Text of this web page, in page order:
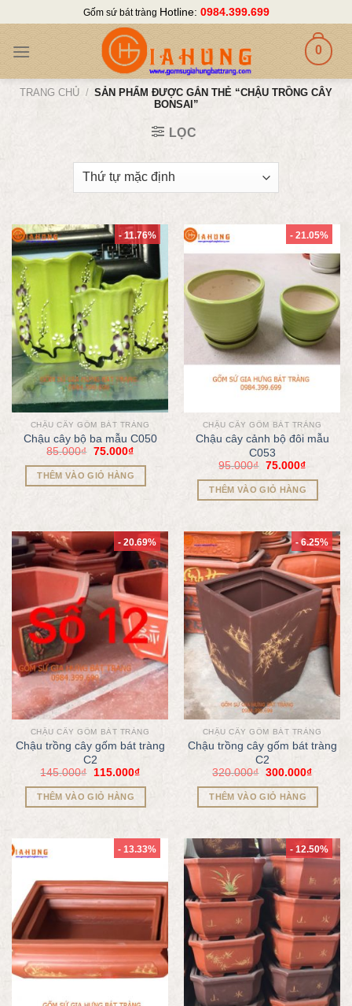
content
Gốm sứ bát tràng Hotline: 0984.399.699
0
TRANG CHỦ / SẢN PHẨM ĐƯỢC GẮN THẺ “CHẬU TRỒNG CÂY
BONSAI”
LỌC
- 11.76%
CHẬU CÂY GỐM BÁT TRÀNG
Chậu cây bộ ba mẫu C050
85.000₫ 75.000₫
THÊM VÀO GIỎ HÀNG
- 21.05%
CHẬU CÂY GỐM BÁT TRÀNG
Chậu cây cảnh bộ đôi mẫu
C053
95.000₫ 75.000₫
THÊM VÀO GIỎ HÀNG
- 20.69%
CHẬU CÂY GỐM BÁT TRÀNG
Chậu trồng cây gốm bát tràng
C2
145.000₫ 115.000₫
THÊM VÀO GIỎ HÀNG
- 6.25%
CHẬU CÂY GỐM BÁT TRÀNG
Chậu trồng cây gốm bát tràng
C2
320.000₫ 300.000₫
THÊM VÀO GIỎ HÀNG
- 13.33% - 12.50%